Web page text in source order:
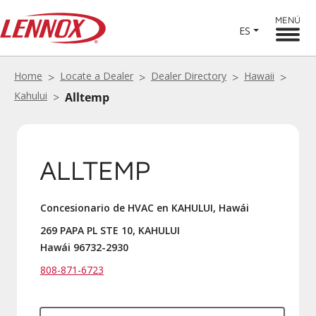
ES
MENÚ
Home Locate a Dealer Dealer Directory
Hawaii
Kahului
Alltemp
ALLTEMP
Concesionario de HVAC en KAHULUI, Hawái
269 PAPA PL STE 10, KAHULUI
Hawái 96732-2930
808-871-6723